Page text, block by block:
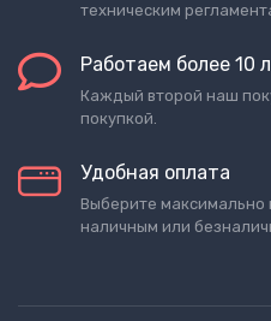
техническим
Работаем более 10
Каждый второй наш
покупкой.
Удобная оплата
Выберите максимально
наличным или